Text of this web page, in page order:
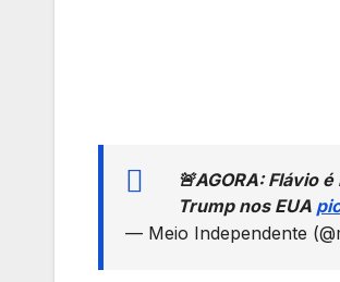
🚨AGORA: Flávio
Trump nos EUA
— Meio Independente